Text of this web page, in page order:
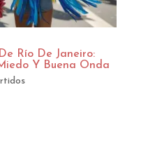
Río De Janeiro:
Y Buena Onda